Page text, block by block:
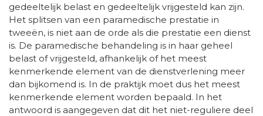
gedeeltelijk belast en gedeeltelijk vrijgesteld kan zijn.
Het splitsen van een paramedische prestatie in
tweeën, is niet aan de orde als die prestatie een dienst
is. De paramedische behandeling is in haar geheel
belast of vrijgesteld, afhankelijk of het meest
kenmerkende element van de dienstverlening meer
dan bijkomend is. In de praktijk moet dus het meest
kenmerkende element worden bepaald. In het
antwoord is aangegeven dat dit het niet-reguliere deel